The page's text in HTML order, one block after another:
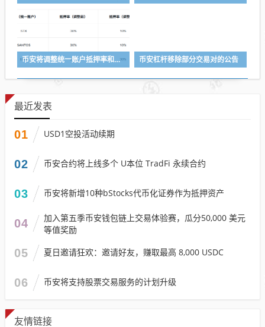
币安将调整统一账户抵押率和U本位永续合约杠杆及保证金阶梯 币安杠杆移除部分交易对的公告
最近发表
01 USD1空投活动续期
02 币安合约将上线多个 U本位 TradFi 永续合约
03 币安将新增10种bStocks代币化证券作为抵押资产
04
加入第五季币安钱包链上交易体验赛，瓜分50,000 美元
等值奖励
05 夏日邀请狂欢：邀请好友，赚取最高 8,000 USDC
06 币安将支持股票交易服务的计划升级
友情链接